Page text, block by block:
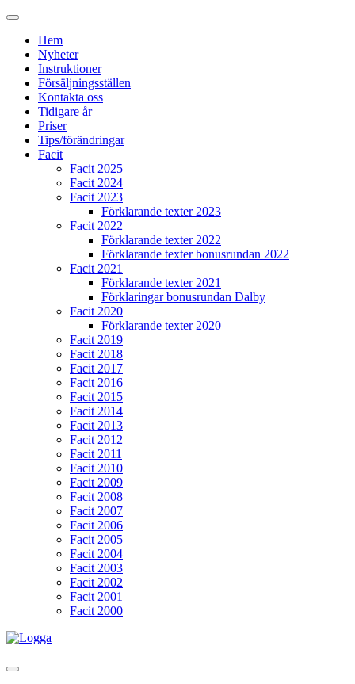
Hem
Nyheter
Instruktioner
Försäljningsställen
Kontakta oss
Tidigare år
Priser
Tips/förändringar
Facit
Facit 2025
Facit 2024
Facit 2023
Förklarande texter 2023
Facit 2022
Förklarande texter 2022
Förklarande texter bonusrundan 2022
Facit 2021
Förklarande texter 2021
Förklaringar bonusrundan Dalby
Facit 2020
Förklarande texter 2020
Facit 2019
Facit 2018
Facit 2017
Facit 2016
Facit 2015
Facit 2014
Facit 2013
Facit 2012
Facit 2011
Facit 2010
Facit 2009
Facit 2008
Facit 2007
Facit 2006
Facit 2005
Facit 2004
Facit 2003
Facit 2002
Facit 2001
Facit 2000
Hoppa
innehåll
Lundarundan
Upptäck Lund genom fotoorientering